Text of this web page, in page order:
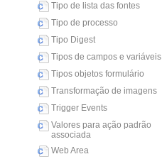
Tipo de lista das fontes
Tipo de processo
Tipo Digest
Tipos de campos e variáveis
Tipos objetos formulário
Transformação de imagens
Trigger Events
Valores para ação padrão
associada
Web Area